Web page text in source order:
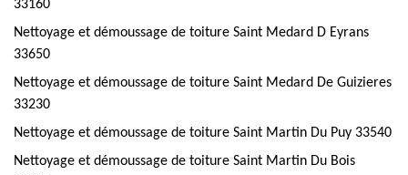
33160
Nettoyage et démoussage de toiture Saint Medard D Eyrans
33650
Nettoyage et démoussage de toiture Saint Medard De Guizieres
33230
Nettoyage et démoussage de toiture Saint Martin Du Puy 33540
Nettoyage et démoussage de toiture Saint Martin Du Bois